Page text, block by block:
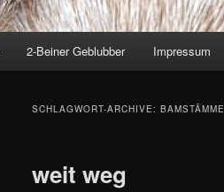
2-Beiner Geblubber Impressum
SCHLAGWORT-ARCHIVE: BAMSTÄMME
weit weg